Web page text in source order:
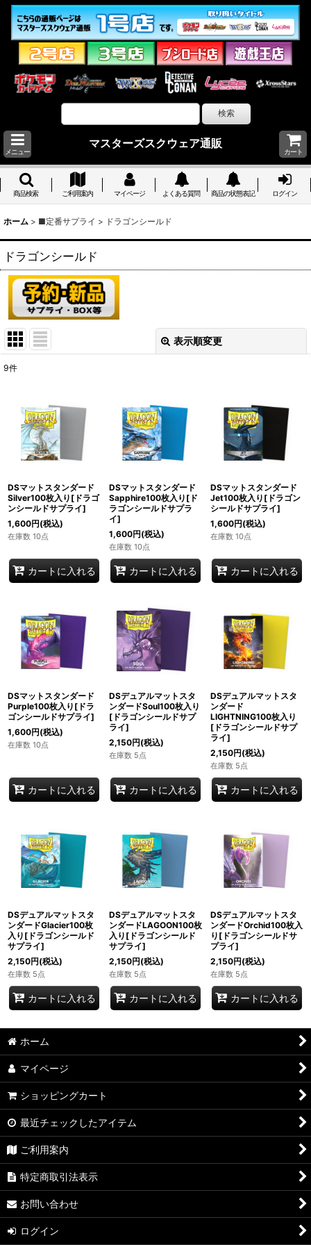
メニュー
マスターズスクウェア通販
カート
商品検索 ご利用案内 マイページ よくある質問 商品の状態表記 ログイン
ホーム > ■定番サプライ > ドラゴンシールド
ドラゴンシールド
表示順変更
在庫あり
並び順:
絞り込む
9件
DSマットスタンダード
Silver100枚入り[ドラゴ
ンシールドサプライ]
1,600円(税込)
在庫数 10点
カートに入れる
DSマットスタンダード
Sapphire100枚入り[ド
ラゴンシールドサプラ
イ]
1,600円(税込)
在庫数 10点
カートに入れる
DSマットスタンダード
Jet100枚入り[ドラゴン
シールドサプライ]
1,600円(税込)
在庫数 10点
カートに入れる
DSマットスタンダード
Purple100枚入り[ドラ
ゴンシールドサプライ]
1,600円(税込)
在庫数 10点
カートに入れる
DSデュアルマットスタ
ンダードSoul100枚入り
[ドラゴンシールドサプ
ライ]
2,150円(税込)
在庫数 5点
カートに入れる
DSデュアルマットスタ
ンダード
LIGHTNING100枚入り
[ドラゴンシールドサプ
ライ]
2,150円(税込)
在庫数 5点
カートに入れる
DSデュアルマットスタ
ンダードGlacier100枚
入り[ドラゴンシールド
サプライ]
2,150円(税込)
在庫数 5点
カートに入れる
DSデュアルマットスタ
ンダードLAGOON100枚
入り[ドラゴンシールド
サプライ]
2,150円(税込)
在庫数 5点
カートに入れる
DSデュアルマットスタ
ンダードOrchid100枚入
り[ドラゴンシールドサ
プライ]
2,150円(税込)
在庫数 5点
カートに入れる
ホーム
マイページ
ショッピングカート
最近チェックしたアイテム
ご利用案内
特定商取引法表示
お問い合わせ
ログイン